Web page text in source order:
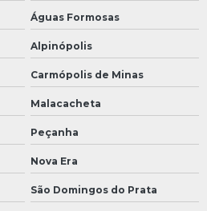
Águas Formosas
Alpinópolis
Carmópolis de Minas
Malacacheta
Peçanha
Nova Era
São Domingos do Prata